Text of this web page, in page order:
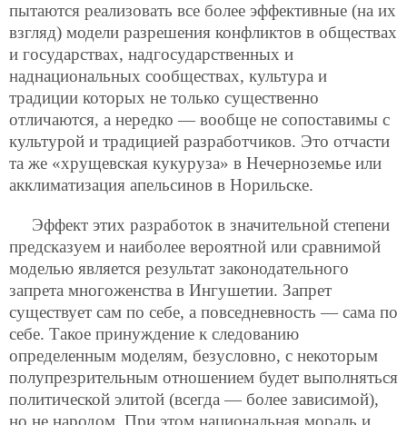
пытаются реализовать все более эффективные (на их
взгляд) модели разрешения конфликтов в обществах
и государствах, надгосударственных и
наднациональных сообществах, культура и
традиции которых не только существенно
отличаются, а нередко — вообще не сопоставимы с
культурой и традицией разработчиков. Это отчасти
та же «хрущевская кукуруза» в Нечерноземье или
акклиматизация апельсинов в Норильске.
Эффект этих разработок в значительной степени
предсказуем и наиболее вероятной или сравнимой
моделью является результат законодательного
запрета многоженства в Ингушетии. Запрет
существует сам по себе, а повседневность — сама по
себе. Такое принуждение к следованию
определенным моделям, безусловно, с некоторым
полупрезрительным отношением будет выполняться
политической элитой (всегда — более зависимой),
но не народом. При этом национальная мораль и